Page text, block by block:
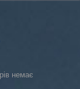
немає